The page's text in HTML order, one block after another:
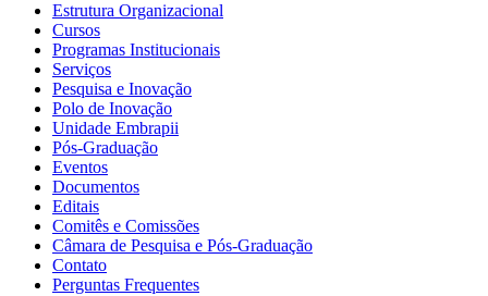
Estrutura Organizacional
Cursos
Programas Institucionais
Serviços
Pesquisa e Inovação
Polo de Inovação
Unidade Embrapii
Pós-Graduação
Eventos
Documentos
Editais
Comitês e Comissões
Câmara de Pesquisa e Pós-Graduação
Contato
Perguntas Frequentes